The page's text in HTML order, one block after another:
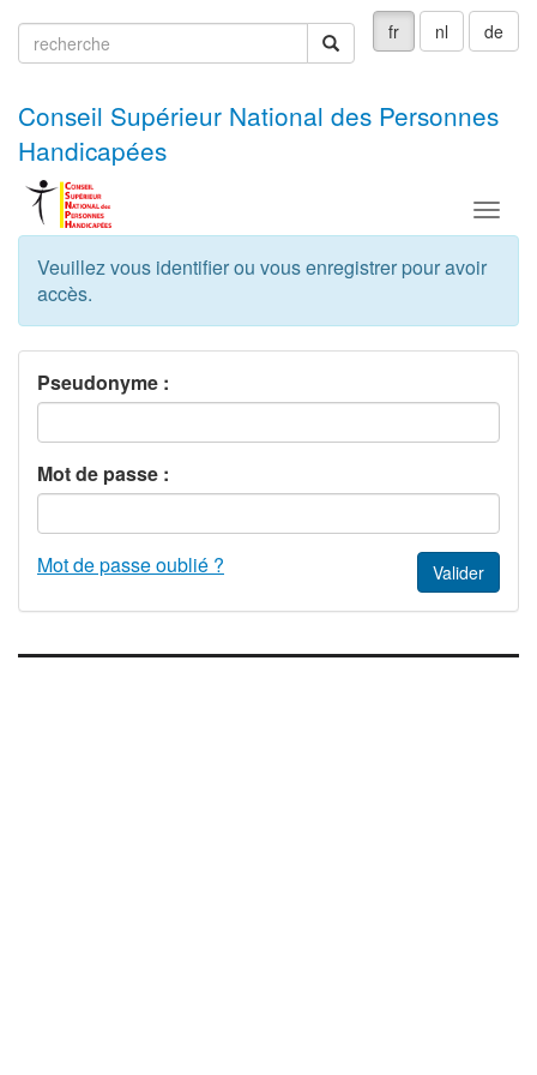
fr nl de
recherche
Conseil Supérieur National des Personnes
Handicapées
Menu
Veuillez vous identifier ou vous enregistrer pour avoir
accès.
Pseudonyme :
Mot de passe :
Mot de passe oublié ?